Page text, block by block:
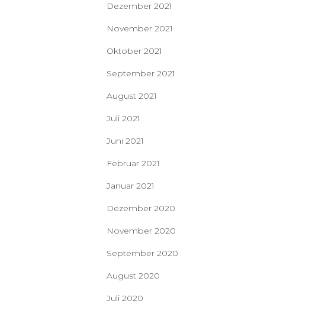
Dezember 2021
November 2021
Oktober 2021
September 2021
August 2021
Juli 2021
Juni 2021
Februar 2021
Januar 2021
Dezember 2020
November 2020
September 2020
August 2020
Juli 2020